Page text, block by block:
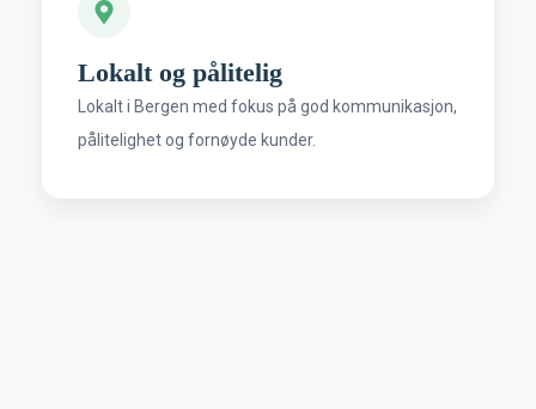
Lokalt og pålitelig
Lokalt i Bergen med fokus på god kommunikasjon,
pålitelighet og fornøyde kunder.